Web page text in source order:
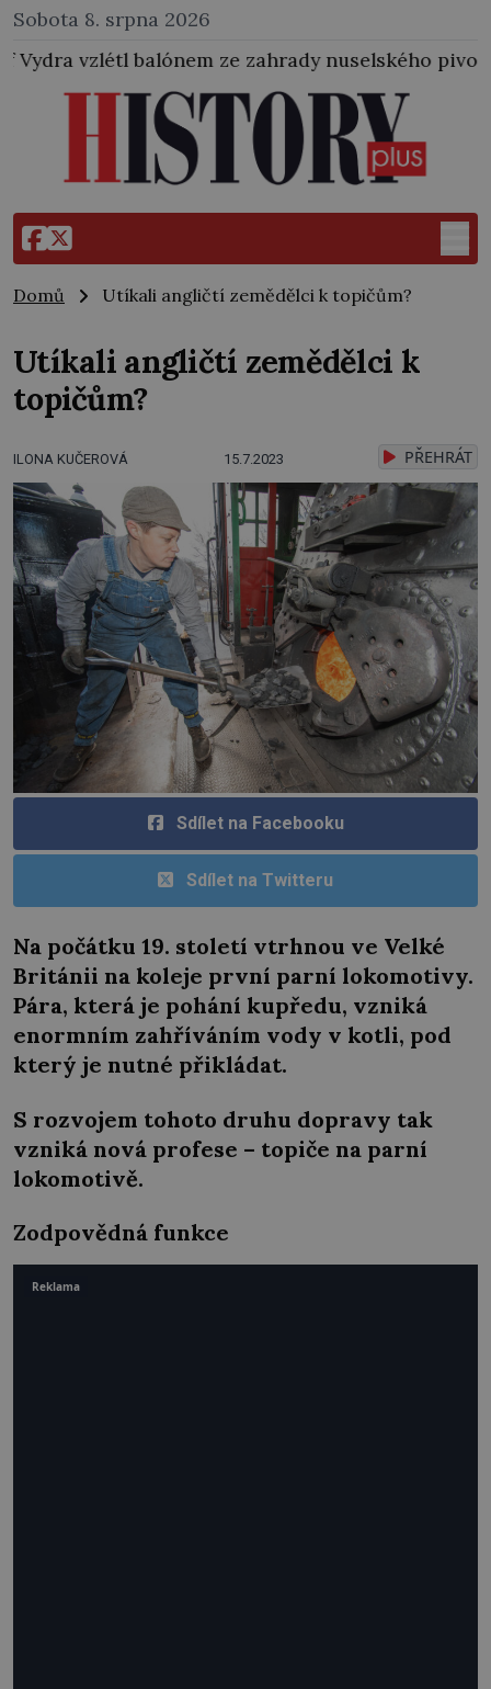
Sobota 8. srpna 2026
ze zahrady nuselského pivovaru a stal se tak
Domů Utíkali angličtí zemědělci k topičům?
Utíkali angličtí zemědělci k
topičům?
ILONA KUČEROVÁ 15.7.2023 PŘEHRÁT
Sdílet na Facebooku
Sdílet na Twitteru
Na počátku 19. století vtrhnou ve Velké
Británii na koleje první parní lokomotivy.
Pára, která je pohání kupředu, vzniká
enormním zahříváním vody v kotli, pod
který je nutné přikládat.
S rozvojem tohoto druhu dopravy tak
vzniká nová profese – topiče na parní
lokomotivě.
Zodpovědná funkce
Reklama